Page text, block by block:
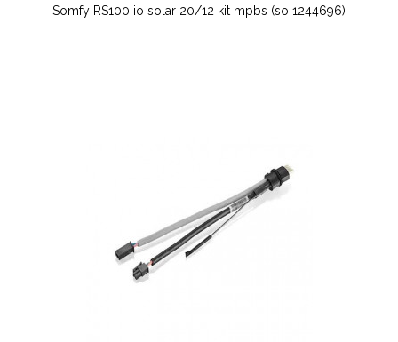
Somfy RS100 io solar 20/12 kit mpbs (so 1244696)